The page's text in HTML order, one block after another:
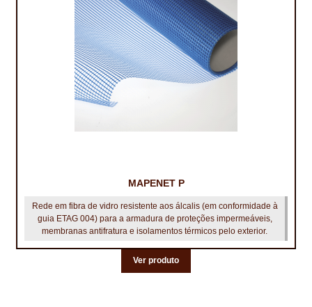
MAPENET P
Rede em fibra de vidro resistente aos álcalis (em conformidade à
guia ETAG 004) para a armadura de proteções impermeáveis,
membranas antifratura e isolamentos térmicos pelo exterior.
Ver produto